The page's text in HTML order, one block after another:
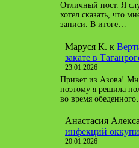
Отличный пост. Я
хотел сказать, что
записи. В итоге…
Маруся К. к
закате в
23.01.2026
Привет из Азова!
поэтому я решила
во время
Анастасия
инфекций
20.01.2026